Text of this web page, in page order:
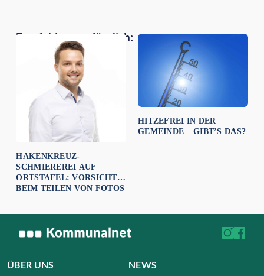
Empfehlungen für dich:
HAKENKREUZ-
SCHMIEREREI AUF
ORTSTAFEL: VORSICHT
BEIM TEILEN VON FOTOS
HITZEFREI IN DER
GEMEINDE – GIBT’S DAS?
ÜBER UNS NEWS